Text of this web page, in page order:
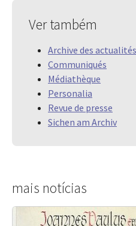
Ver também
Archive des actualités
Communiqués
Médiathèque
Personalia
Revue de presse
Sichen am Archiv
mais notícias